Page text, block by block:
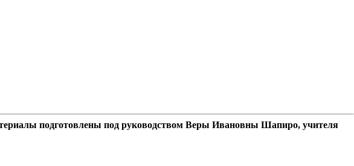
подготовлены под руководством Веры Ивановны Шапиро, учителя